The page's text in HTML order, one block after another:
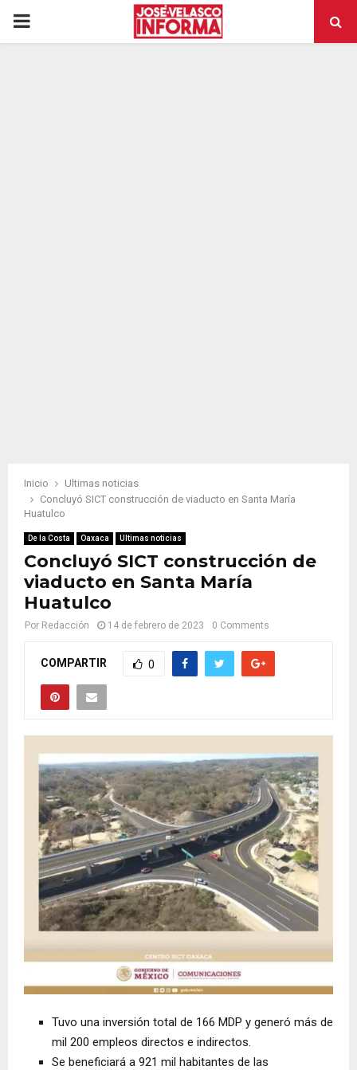
PRIMARY
Inicio
Ultimas noticias
Concluyó SICT construcción de viaducto en Santa María
Huatulco
De la Costa Oaxaca Ultimas noticias
Concluyó SICT construcción de
viaducto en Santa María
Huatulco
Por Redacción 14 de febrero de 2023 0 Comments
COMPARTIR 0
Tuvo una inversión total de 166 MDP y generó más de
mil 200 empleos directos e indirectos.
Se beneficiará a 921 mil habitantes de las